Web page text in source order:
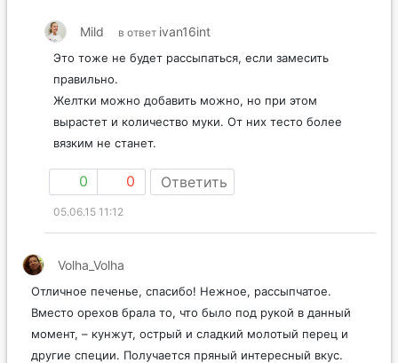
Mild в ответ ivan16int
Это тоже не будет рассыпаться, если замесить
правильно.
Желтки можно добавить можно, но при этом
вырастет и количество муки. От них тесто более
вязким не станет.
0 0 Ответить
05.06.15 11:12
Volha_Volha
Отличное печенье, спасибо! Нежное, рассыпчатое.
Вместо орехов брала то, что было под рукой в данный
момент, – кунжут, оcтрый и сладкий молотый перец и
другие специи. Получается пряный интересный вкус.